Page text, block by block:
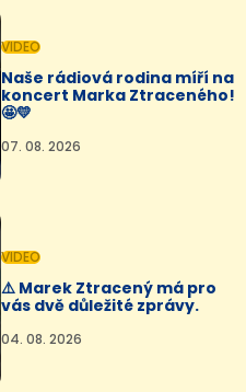
VIDEO
Naše rádiová rodina míří na
koncert Marka Ztraceného!
🤩💛
07. 08. 2026
VIDEO
⚠️ Marek Ztracený má pro
vás dvě důležité zprávy.
04. 08. 2026